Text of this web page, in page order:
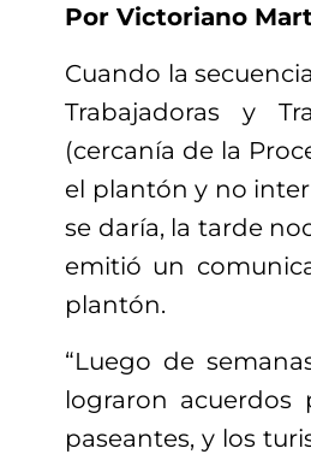
Por Victoriano
Cuando la
Trabajadoras y
(cercanía de la
el plantón y no
se daría, la tarde
emitió un
plantón.
“Luego de
lograron
paseantes, y los